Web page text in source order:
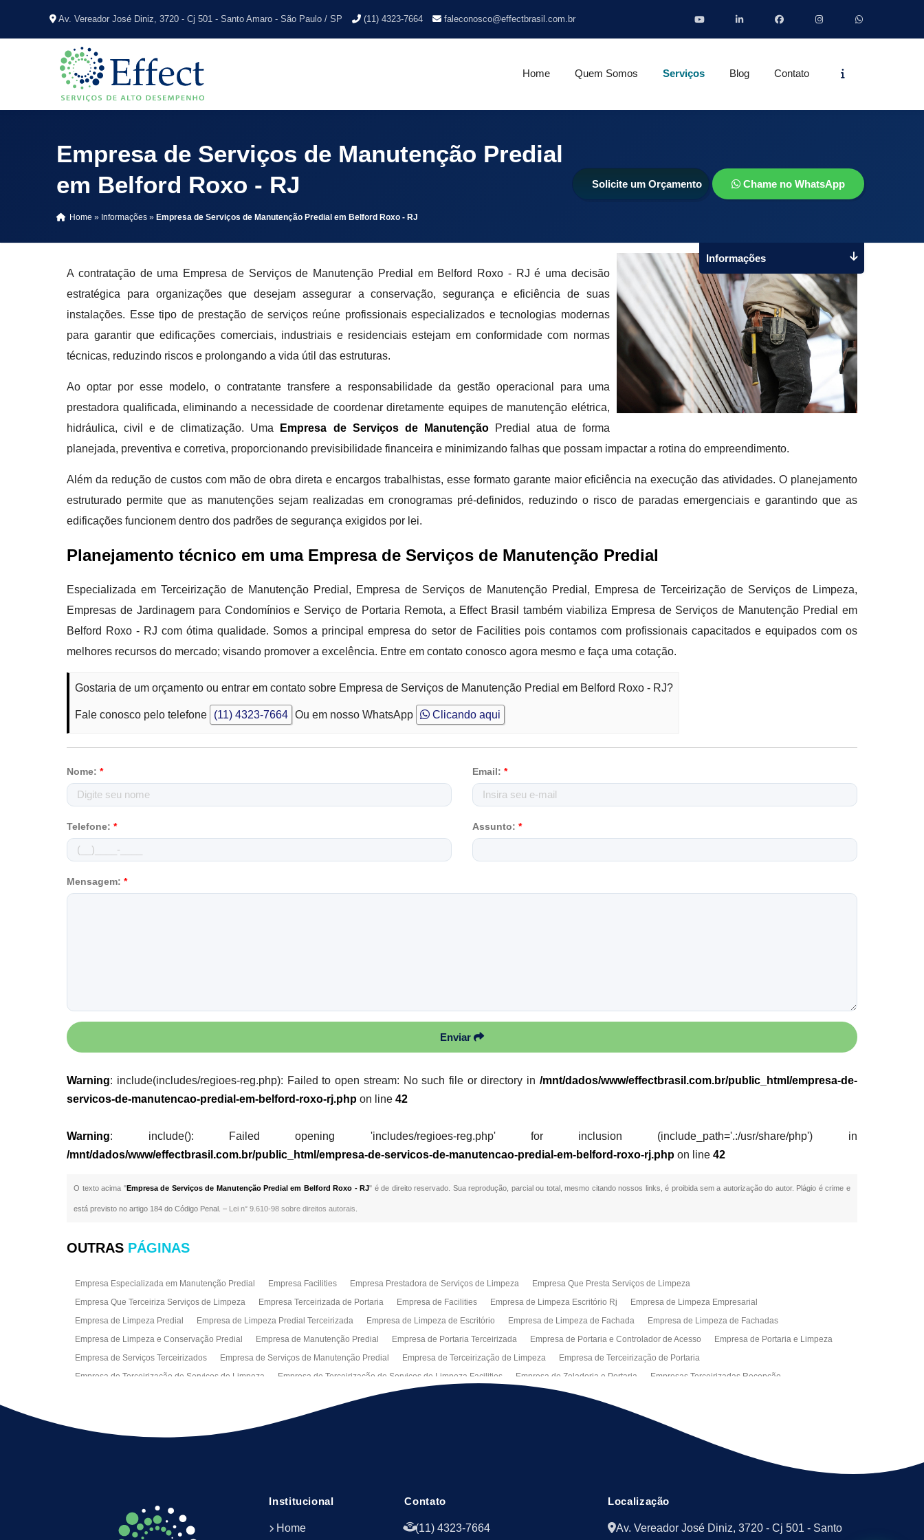
Av. Vereador José Diniz, 3720 - Cj 501 - Santo Amaro - São Paulo / SP (11) 4323-7664 faleconosco@effectbrasil.com.br
Home Quem Somos Serviços Blog Contato
Empresa de Serviços de Manutenção Predial
em Belford Roxo - RJ
Home » Informações » Empresa de Serviços de Manutenção Predial em Belford Roxo - RJ
Solicite um Orçamento Chame no WhatsApp
A contratação de uma Empresa de Serviços de Manutenção Predial em Belford Roxo - RJ é uma decisão
estratégica para organizações que desejam assegurar a conservação, segurança e eficiência de suas
instalações. Esse tipo de prestação de serviços reúne profissionais especializados e tecnologias modernas
para garantir que edificações comerciais, industriais e residenciais estejam em conformidade com normas
técnicas, reduzindo riscos e prolongando a vida útil das estruturas.
Ao optar por esse modelo, o contratante transfere a responsabilidade da gestão operacional para uma
prestadora qualificada, eliminando a necessidade de coordenar diretamente equipes de manutenção elétrica,
hidráulica, civil e de climatização. Uma
Empresa de Serviços de ManutençãoPredial atua de forma
planejada, preventiva e corretiva, proporcionando previsibilidade financeira e minimizando falhas que possam impactar a rotina do empreendimento.
Além da redução de custos com mão de obra direta e encargos trabalhistas, esse formato garante maior eficiência na execução das atividades. O planejamento
estruturado permite que as manutenções sejam realizadas em cronogramas pré-definidos, reduzindo o risco de paradas emergenciais e garantindo que as
edificações funcionem dentro dos padrões de segurança exigidos por lei.
Planejamento técnico em uma Empresa de Serviços de Manutenção Predial
Especializada em Terceirização de Manutenção Predial, Empresa de Serviços de Manutenção Predial, Empresa de Terceirização de Serviços de Limpeza,
Empresas de Jardinagem para Condomínios e Serviço de Portaria Remota, a Effect Brasil também viabiliza Empresa de Serviços de Manutenção Predial em
Belford Roxo - RJ com ótima qualidade. Somos a principal empresa do setor de Facilities pois contamos com profissionais capacitados e equipados com os
melhores recursos do mercado; visando promover a excelência. Entre em contato conosco agora mesmo e faça uma cotação.
Gostaria de um orçamento ou entrar em contato sobre Empresa de Serviços de Manutenção Predial em Belford Roxo - RJ?
Fale conosco pelo telefone (11) 4323-7664 Ou em nosso WhatsApp Clicando aqui
Nome:* Email: *
Telefone:* Assunto: *
Mensagem:*
Enviar
Warning: include(includes/regioes-reg.php): Failed to open stream: No such file or directory in /mnt/dados/www/effectbrasil.com.br/public_html/empresa-de-
servicos-de-manutencao-predial-em-belford-roxo-rj.php on line42
Warning: include(): Failed opening 'includes/regioes-reg.php' for inclusion (include_path='.:/usr/share/php') in
/mnt/dados/www/effectbrasil.com.br/public_html/empresa-de-servicos-de-manutencao-predial-em-belford-roxo-rj.php on line42
O texto acima "Empresa de Serviços de Manutenção Predial em Belford Roxo - RJ" é de direito reservado. Sua reprodução, parcial ou total, mesmo citando nossos links, é proibida sem a autorização do autor. Plágio é crime e
está previsto no artigo 184 do Código Penal. – Lei n° 9.610-98 sobre direitos autorais
Informações
OUTRAS PÁGINAS
Empresa Especializada em Manutenção Predial Empresa Facilities Empresa Prestadora de Serviços de Limpeza
Empresa Que Presta Serviços de Limpeza
Empresa Que Terceiriza Serviços de Limpeza
Empresa Terceirizada de Portaria Empresa de Facilities Empresa de Limpeza Escritório Rj
Empresa de Limpeza Empresarial
Empresa de Limpeza Predial
Empresa de Limpeza Predial Terceirizada Empresa de Limpeza de Escritório Empresa de Limpeza de Fachada
Empresa de Limpeza de Fachadas
Empresa de Limpeza e Conservação Predial
Empresa de Manutenção Predial Empresa de Portaria Terceirizada Empresa de Portaria e Controlador de Acesso
Empresa de Portaria e Limpeza
Empresa de Serviços Terceirizados
Empresa de Serviços de Manutenção Predial Empresa de Terceirização de Limpeza
Empresa de Terceirização de Portaria
Empresa de Terceirização de Serviços de Limpeza
Empresa de Terceirização de Serviços de Limpeza Facilities Empresa de Zeladoria e Portaria
Empresas Terceirizadas Recepção
Empresas de Manutenção Predial Rj Jardinagem para Empresa
Limpeza de Fachadas de Predios Recepção Terceirizada
Serviço de Limpeza Empresarial
Serviço de Limpeza Predial Serviços da Terceirização de Manutenção Predial
Institucional
Home
Contato
(11) 4323-7664
Localização
Av. Vereador José Diniz, 3720 - Cj 501 - Santo